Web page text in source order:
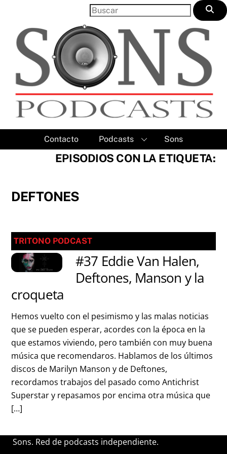
content
Contacto Podcasts Sons
EPISODIOS CON LA ETIQUETA:
DEFTONES
TRITONO PODCAST
#37 Eddie Van Halen,
Deftones, Manson y la
croqueta
Hemos vuelto con el pesimismo y las malas noticias
que se pueden esperar, acordes con la época en la
que estamos viviendo, pero también con muy buena
música que recomendaros. Hablamos de los últimos
discos de Marilyn Manson y de Deftones,
recordamos trabajos del pasado como Antichrist
Superstar y repasamos por encima otra música que
[…]
Sons. Red de podcasts independiente.